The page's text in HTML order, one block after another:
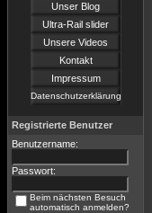
Unser Blog
Ultra-Rail slider
Unsere Videos
Kontakt
Impressum
Datenschutzerklärung
Registrierte Benutzer
Benutzername:
Passwort:
Beim nächsten Besuch
automatisch anmelden?